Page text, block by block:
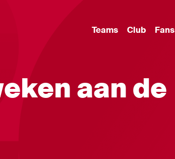
Teams Club Fans
aan de